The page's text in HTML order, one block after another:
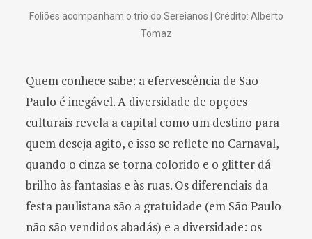
Foliões acompanham o trio do Sereianos | Crédito: Alberto
Tomaz
Quem conhece sabe: a efervescência de São
Paulo é inegável. A diversidade de opções
culturais revela a capital como um destino para
quem deseja agito, e isso se reflete no Carnaval,
quando o cinza se torna colorido e o glitter dá
brilho às fantasias e às ruas. Os diferenciais da
festa paulistana são a gratuidade (em São Paulo
não são vendidos abadás) e a diversidade: os